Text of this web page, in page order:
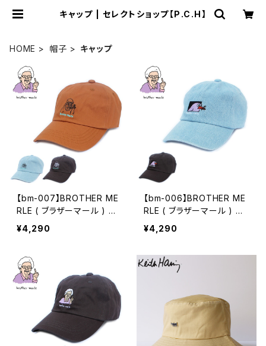
キャップ | セレクトショップ【P.C.H】
HOME 帽子 キャップ
【bm-007】BROTHER ME
RLE ( ブラザーマール ) ブ
ラザーマール キャップ Reg
gie emb DAD CAP ロー
メンズ レディース ユニセッ
クス
¥4,290
【bm-006】BROTHER ME
RLE ( ブラザーマール ) ブ
ラザーマール キャップ Bird
emb DAD CAP ローキャッ
レディース ユニセックス
¥4,290